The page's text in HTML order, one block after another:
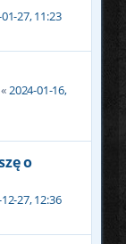
27, 11:23
« 2024-01-16,
o
27, 12:36